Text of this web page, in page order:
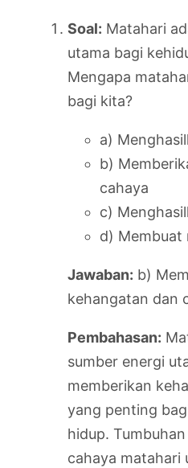
Soal: Matahari
utama bagi
Mengapa
bagi kita?
a)
b)
cahaya
c)
d) Membuat
Jawaban: b)
kehangatan dan
Pembahasan:
sumber energi
memberikan
yang penting
hidup.
cahaya matahari